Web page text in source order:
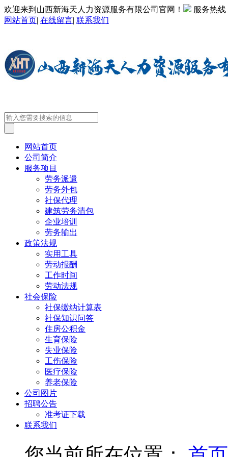
欢迎来到山西新海天人力资源服务有限公司官网！
服务热线
网站首页| 在线留言| 联系我们
网站首页
公司简介
服务项目
劳务派遣
劳务外包
社保代理
建筑劳务清包
企业培训
劳务输出
政策法规
实用工具
劳动报酬
工作时间
劳动法规
社会保险
社保缴纳计算表
社保知识问答
住房公积金
生育保险
失业保险
工伤保险
医疗保险
养老保险
公司图片
招聘公告
准考证下载
联系我们